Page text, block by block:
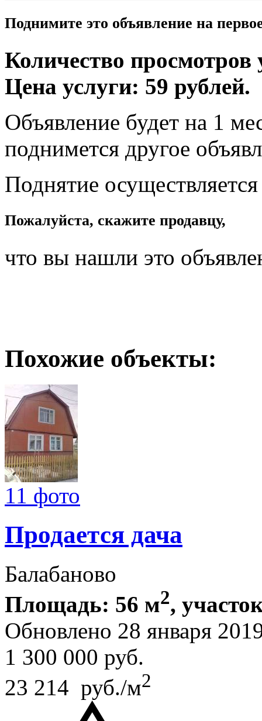
Поднимите это объявление на
Количество просмотров
Цена услуги: 59 рублей.
Объявление будет на 1
поднимется другое
Поднятие
Пожалуйста, скажите продавцу,
что вы нашли это
Похожие объекты:
11 фото
Продается дача
Балабаново
Площадь: 56 м2,
Обновлено 28 января
1 300 000 руб.
23 214 руб./м2